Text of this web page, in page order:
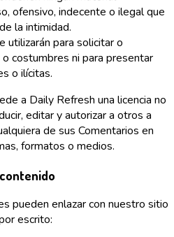
ofensivo, indecente o ilegal que
la intimidad.
utilizarán para solicitar o
costumbres ni para presentar
o ilícitas.
a Daily Refresh una licencia no
editar y autorizar a otros a
de sus Comentarios en
formatos o medios.
pueden enlazar con nuestro sitio
escrito: